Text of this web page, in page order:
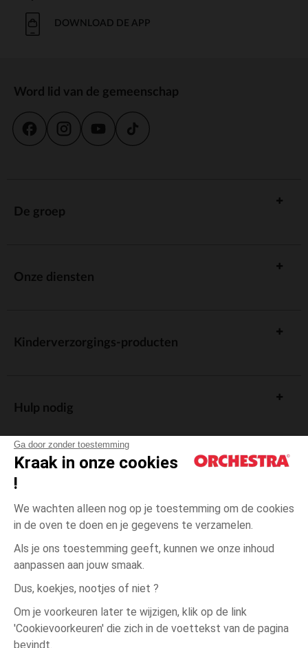
Ga door zonder toestemming
Kraak in onze cookies
!
We wachten alleen nog op je toestemming om de cookies
in de oven te doen en je gegevens te verzamelen.
Als je ons toestemming geeft, kunnen we onze inhoud
aanpassen aan jouw smaak.
Dus, koekjes, nootjes of niet ?
Om je voorkeuren later te wijzigen, klik op de link
'Cookievoorkeuren' die zich in de voettekst van de pagina
bevindt.
Bleu Bleu
3
DOWNLOAD DE APP
Word lid van de gemeenschap
De groep
Onze diensten
Kinderverzorgings-producten
Hulp nodig
Algemene verkoopsvoorwaarden
Wettelijke bepalingen
Persoonsgegevens